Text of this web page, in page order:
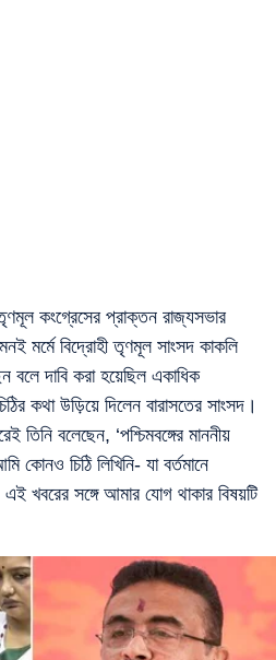
তৃণমূল কংগ্রেসের প্রাক্তন রাজ্যসভার
মর্মে বিদ্রোহী তৃণমূল সাংসদ কাকলি
বলে দাবি করা হয়েছিল একাধিক
কথা উড়িয়ে দিলেন বারাসতের সাংসদ।
বলেছেন, ‘পশ্চিমবঙ্গের মাননীয়
কোনও চিঠি লিখিনি- যা বর্তমানে
খবরের সঙ্গে আমার যোগ থাকার বিষয়টি